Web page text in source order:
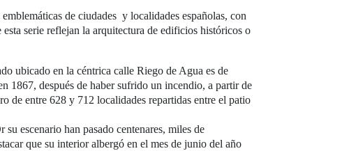
de ciudades y localidades españolas, con
serie reflejan la arquitectura de edificios históricos o
ubicado en la céntrica calle Riego de Agua es de
después de haber sufrido un incendio, a partir de
de entre 628 y 712 localidades repartidas entre el patio
escenario han pasado centenares, miles de
que su interior albergó en el mes de junio del año